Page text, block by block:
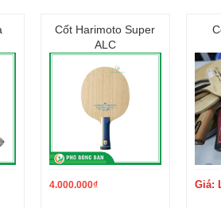
phí sửa chữa 6 tháng.
bóng bàn hàng hàng đầu Việt
được 8 năm với danh mục kinh
xách tay Nhật, Châu âu, sửa chữa
hàng trong đó 3 tại Hà nội và 1 tại
sản phẩm tốt hơn cùng với đó là
Cốt Harimoto Super
ALC
4.000.000₫ Giá: